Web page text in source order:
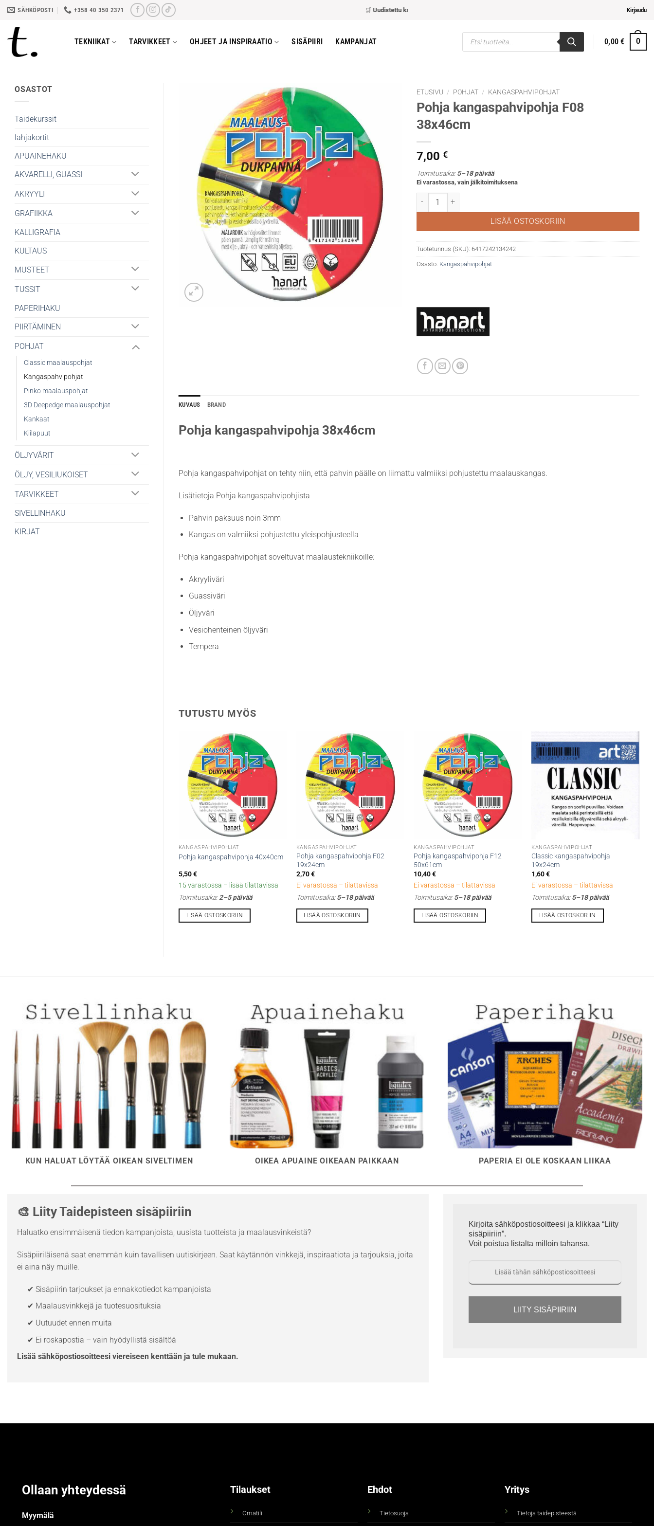
Skip
content
SÄHKÖPOSTI +358 40 350 2371 Uudistettu kassa Kirjaudu
TEKNIIKAT TARVIKKEET OHJEET JA INSPIRAATIO SISÄPIIRI KAMPANJAT
Products
search
0,00€ 0
OSASTOT
Taidekurssit
lahjakortit
APUAINEHAKU
AKVARELLI, GUASSI
AKRYYLI
GRAFIIKKA
KALLIGRAFIA
KULTAUS
MUSTEET
TUSSIT
PAPERIHAKU
PIIRTÄMINEN
POHJAT
Classic maalauspohjat
Kangaspahvipohjat
Pinko maalauspohjat
3D Deepedge maalauspohjat
Kankaat
Kiilapuut
ÖLJYVÄRIT
ÖLJY, VESILIUKOISET
TARVIKKEET
SIVELLINHAKU
KIRJAT
ETUSIVU / POHJAT / KANGASPAHVIPOHJAT
Pohja kangaspahvipohja F08
38x46cm
7,00 €
Toimitusaika:5–18 päivää
Ei varastossa, vain jälkitoimituksena
Pohja kangaspahvipohja F08 38x46cm määrä
LISÄÄ OSTOSKORIIN
Tuotetunnus (SKU): 6417242134242
Osasto: Kangaspahvipohjat
KUVAUS BRAND
Pohja kangaspahvipohja 38x46cm
Pohja kangaspahvipohjat on tehty niin, että pahvin päälle on liimattu valmiiksi pohjustettu maalauskangas.
Lisätietoja Pohja kangaspahvipohjista
Pahvin paksuus noin 3mm
Kangas on valmiiksi pohjustettu yleispohjusteella
Pohja kangaspahvipohjat soveltuvat maalaustekniikoille:
Akryyliväri
Guassiväri
Öljyväri
Vesiohenteinen öljyväri
Tempera
TUTUSTU MYÖS
KANGASPAHVIPOHJAT
Pohja kangaspahvipohja 40x40cm
5,50€
15 varastossa – lisää tilattavissa
Toimitusaika:2–5 päivää
LISÄÄ OSTOSKORIIN
KANGASPAHVIPOHJAT
Pohja kangaspahvipohja F02
19x24cm
2,70€
Ei varastossa – tilattavissa
Toimitusaika:5–18 päivää
LISÄÄ OSTOSKORIIN
KANGASPAHVIPOHJAT
Pohja kangaspahvipohja F12
50x61cm
10,40€
Ei varastossa – tilattavissa
Toimitusaika:5–18 päivää
LISÄÄ OSTOSKORIIN
KANGASPAHVIPOHJAT
Classic kangaspahvipohja
19x24cm
1,60€
Ei varastossa – tilattavissa
Toimitusaika:5–18 päivää
LISÄÄ OSTOSKORIIN
KUN HALUAT LÖYTÄÄ OIKEAN SIVELTIMEN OIKEA APUAINE OIKEAAN PAIKKAAN PAPERIA EI OLE KOSKAAN LIIKAA
🎨 Liity Taidepisteen sisäpiiriin
Haluatko ensimmäisenä tiedon kampanjoista, uusista tuotteista ja maalausvinkeistä?
Sisäpiiriläisenä saat enemmän kuin tavallisen uutiskirjeen. Saat käytännön vinkkejä, inspiraatiota ja tarjouksia, joita
ei aina näy muille.
✔ Sisäpiirin tarjoukset ja ennakkotiedot kampanjoista
✔ Maalausvinkkejä ja tuotesuosituksia
✔ Uutuudet ennen muita
✔ Ei roskapostia – vain hyödyllistä sisältöä
Lisää sähköpostiosoitteesi viereiseen kenttään ja tule mukaan.
Kirjoita sähköpostiosoitteesi ja klikkaa “Liity
sisäpiiriin”.
Voit poistua listalta milloin tahansa.
LIITY SISÄPIIRIIN
Ollaan yhteydessä
Myymälä
Tilaukset
Omatili
Ehdot
Tietosuoja
Yritys
Tietoja taidepisteestä